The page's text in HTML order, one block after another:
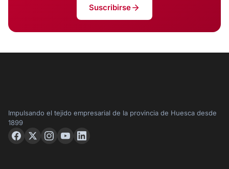
Suscribirse
Impulsando el tejido empresarial de la provincia de Huesca desde
1899